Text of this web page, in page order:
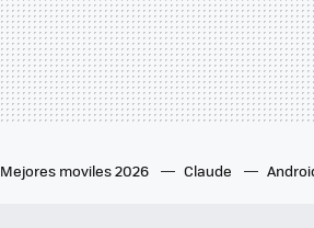
Mejores moviles 2026 Claude